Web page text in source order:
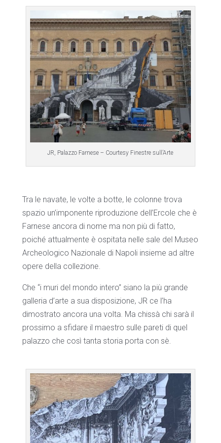
JR, Palazzo Farnese – Courtesy Finestre sull’Arte
Tra le navate, le volte a botte, le colonne trova
spazio un’imponente riproduzione dell’Ercole che è
Farnese ancora di nome ma non più di fatto,
poiché attualmente è ospitata nelle sale del Museo
Archeologico Nazionale di Napoli insieme ad altre
opere della collezione.
Che “i muri del mondo intero” siano la più grande
galleria d’arte a sua disposizione, JR ce l’ha
dimostrato ancora una volta. Ma chissà chi sarà il
prossimo a sfidare il maestro sulle pareti di quel
palazzo che così tanta storia porta con sè.